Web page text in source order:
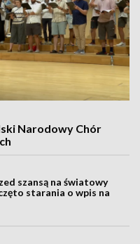
Narodowy Chór
szansą na światowy
starania o wpis na